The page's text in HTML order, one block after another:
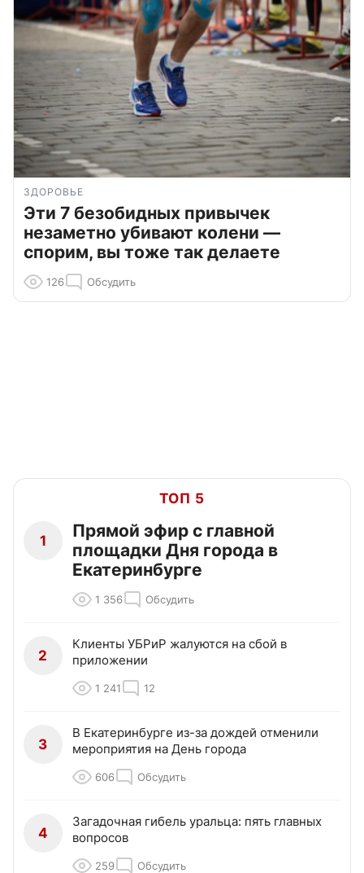
ЗДОРОВЬЕ
Эти 7 безобидных привычек
незаметно убивают колени —
спорим, вы тоже так делаете
126 Обсудить
ТОП 5
1
Прямой эфир с главной
площадки Дня города в
Екатеринбурге
1 356 Обсудить
2
Клиенты УБРиР жалуются на сбой в
приложении
1 241 12
3
В Екатеринбурге из-за дождей отменили
мероприятия на День города
606 Обсудить
4
Загадочная гибель уральца: пять главных
вопросов
259 Обсудить